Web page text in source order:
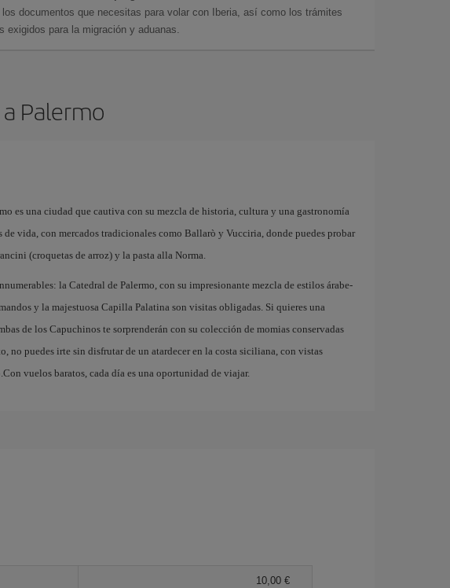
documentos que necesitas para volar con Iberia, así como los trámites
exigidos para la migración y aduanas.
Palermo
es una ciudad que cautiva con su mezcla de historia, cultura y una gastronomía
de vida, con mercados tradicionales como Ballarò y Vucciria, donde puedes probar
(croquetas de arroz) y la pasta alla Norma.
la Catedral de Palermo, con su impresionante mezcla de estilos árabe-
y la majestuosa Capilla Palatina son visitas obligadas. Si quieres una
de los Capuchinos te sorprenderán con su colección de momias conservadas
no puedes irte sin disfrutar de un atardecer en la costa siciliana, con vistas
vuelos baratos, cada día es una oportunidad de viajar.
10,00 €